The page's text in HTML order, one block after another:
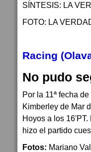
SÍNTESIS: LA
FOTO: LA
Racing
No pudo
Por la 11ª fecha
Kimberley de Mar
Hoyos a los
hizo el partido
Fotos: Mariano